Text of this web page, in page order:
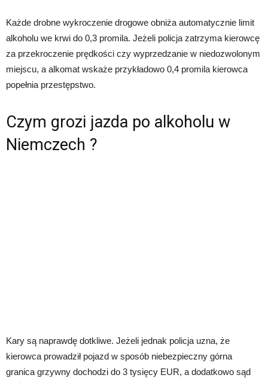
Każde drobne wykroczenie drogowe obniża automatycznie limit
alkoholu we krwi do 0,3 promila. Jeżeli policja zatrzyma kierowcę
za przekroczenie prędkości czy wyprzedzanie w niedozwolonym
miejscu, a alkomat wskaże przykładowo 0,4 promila kierowca
popełnia przestępstwo.
Czym grozi jazda po alkoholu w
Niemczech ?
Kary są naprawdę dotkliwe. Jeżeli jednak policja uzna, że
kierowca prowadził pojazd w sposób niebezpieczny górna
granica grzywny dochodzi do 3 tysięcy EUR, a dodatkowo sąd